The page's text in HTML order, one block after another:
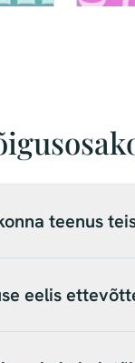
teenus
eelis